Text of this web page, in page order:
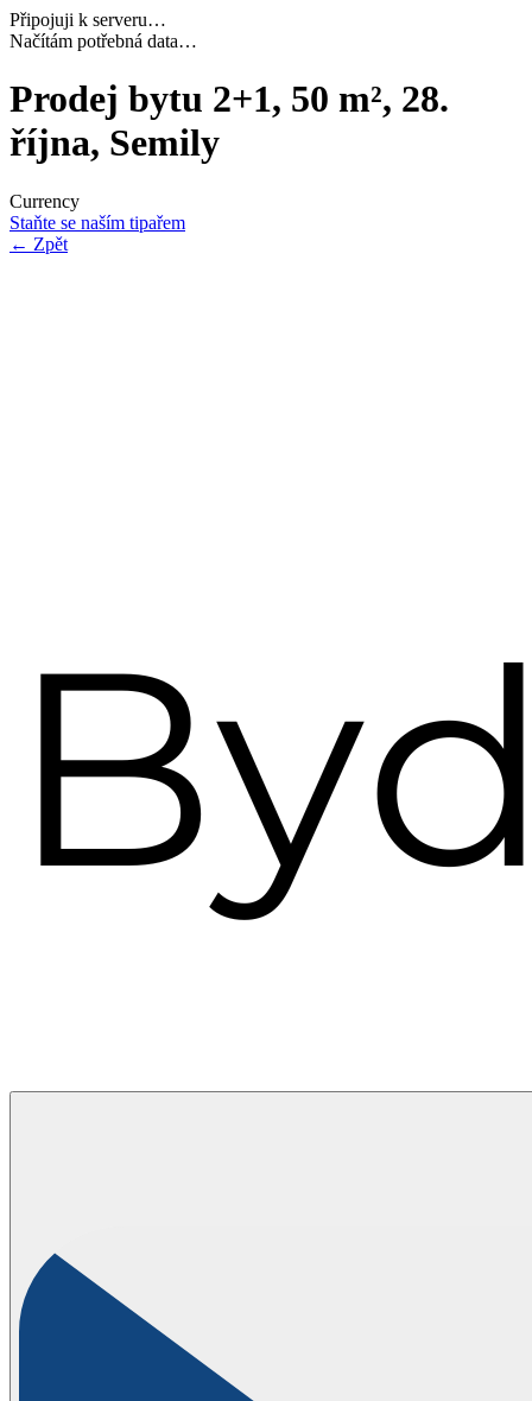
Připojuji k serveru…
Dokončuji inicializaci…
Prodej bytu 2+1, 50 m², 28.
října, Semily
Currency
Staňte se naším tipařem
← Zpět